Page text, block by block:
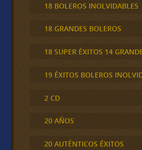
18 BOLEROS INOLVIDABLES
18 GRANDES BOLEROS
18 SUPER ÉXITOS 14
19 ÉXITOS BOLEROS
2 CD
20 AÑOS
20 AUTÉNTICOS ÉXITOS